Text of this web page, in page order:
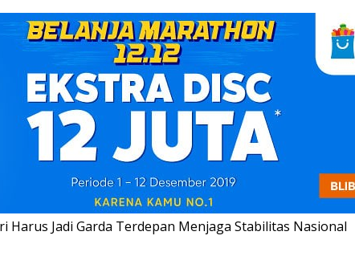
Harus Jadi Garda Terdepan Menjaga Stabilitas Nasional